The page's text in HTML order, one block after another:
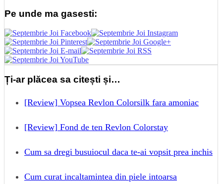
Pe unde ma gasesti:
Ți-ar plăcea sa citești și…
[Review] Vopsea Revlon Colorsilk fara amoniac
[Review] Fond de ten Revlon Colorstay
Cum sa dregi busuiocul daca te-ai vopsit prea inchis
Cum curat incaltamintea din piele intoarsa